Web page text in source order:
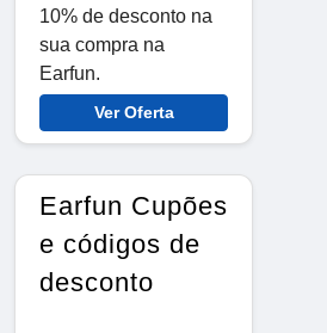
10% de desconto na
sua compra na
Earfun.
Ver Oferta
Earfun Cupões
e códigos de
desconto